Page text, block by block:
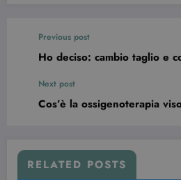
Previous post
Ho deciso: cambio taglio e
Next post
Cos’è la ossigenoterapia
RELATED POSTS
wordpress_test_cookie